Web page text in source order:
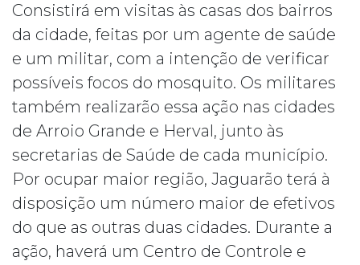
Consistirá em visitas às casas dos bairros
da cidade, feitas por um agente de saúde
e um militar, com a intenção de verificar
possíveis focos do mosquito. Os militares
também realizarão essa ação nas cidades
de Arroio Grande e Herval, junto às
secretarias de Saúde de cada município.
Por ocupar maior região, Jaguarão terá à
disposição um número maior de efetivos
do que as outras duas cidades. Durante a
ação, haverá um Centro de Controle e